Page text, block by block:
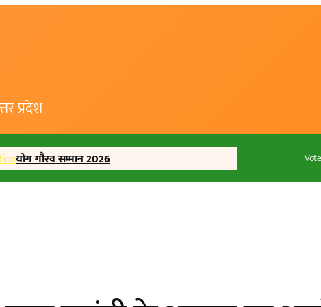
प्रदेश
योग गौरव सम्मान 2026